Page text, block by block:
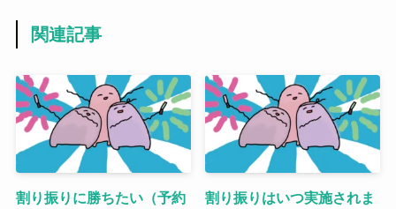
関連記事
割り振りに勝ちたい（予約
割り振りはいつ実施されま